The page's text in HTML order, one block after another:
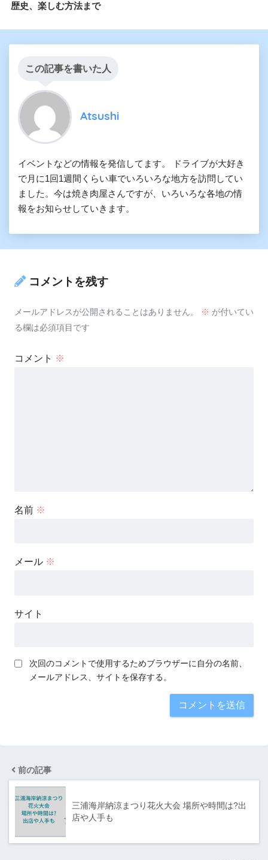
歴史、楽しむ方法まで
この記事を書いた人
Atsushi
イベントなどの情報を発信してます。 ドライブが大好き
で月に1回1週間くらい車でいろいろな地方を訪問してい
ました。今は焼き肉屋さんですが、いろいろな各地の情
報をお知らせしていきます。
コメントを残す
メールアドレスが公開されることはありません。 ※ が付いてい
る欄は必須項目です
コメント ※
名前 ※
メール ※
サイト
次回のコメントで使用するためブラウザーに自分の名前、
メールアドレス、サイトを保存する。
前の記事
三浦海岸納涼まつり花火大会 場所や時間は?出
店や人手も